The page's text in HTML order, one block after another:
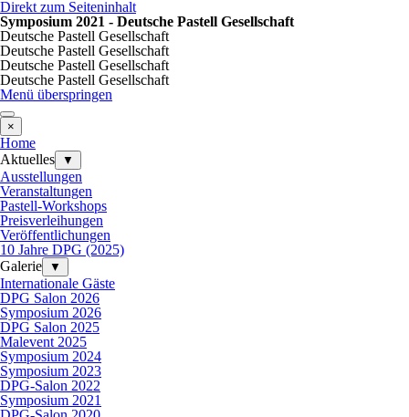
Direkt zum Seiteninhalt
Symposium 2021 - Deutsche Pastell Gesellschaft
Deutsche Pastell Gesellschaft
Deutsche Pastell Gesellschaft
Deutsche Pastell Gesellschaft
Deutsche Pastell Gesellschaft
Menü überspringen
×
Home
Aktuelles
▼
Ausstellungen
Veranstaltungen
Pastell-Workshops
Preisverleihungen
Veröffentlichungen
10 Jahre DPG (2025)
Galerie
▼
Internationale Gäste
DPG Salon 2026
Symposium 2026
DPG Salon 2025
Malevent 2025
Symposium 2024
Symposium 2023
DPG-Salon 2022
Symposium 2021